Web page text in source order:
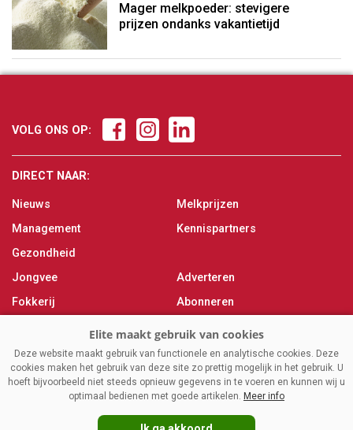
Mager melkpoeder: stevigere
prijzen ondanks vakantietijd
VOLG ONS OP:
DIRECT NAAR:
Nieuws
Management
Gezondheid
Jongvee
Fokkerij
Melken
Magazine
Melkprijzen
Kennispartners
Adverteren
Abonneren
Contact
Deze website maakt gebruik van functionele en analytische cookies. Deze
cookies maken het gebruik van deze site zo prettig mogelijk in het gebruik. U
hoeft bijvoorbeeld niet steeds opnieuw gegevens in te voeren en kunnen wij u
optimaal bedienen met goede artikelen. Meer info